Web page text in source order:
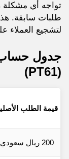
تواجه أي
طلبات سابقة.
لتشجيع العملاء
جدول حساب
(PT61)
قيمة الطلب
200 ريال سعودي